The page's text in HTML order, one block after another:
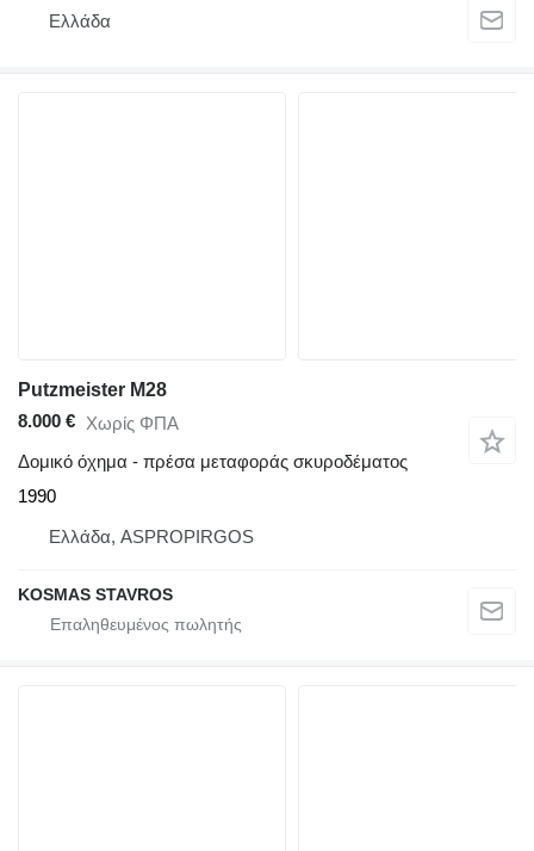
Ελλάδα
Putzmeister M28
8.000 € Χωρίς ΦΠΑ
Δομικό όχημα - πρέσα μεταφοράς σκυροδέματος
1990
Ελλάδα, ASPROPIRGOS
KOSMAS STAVROS